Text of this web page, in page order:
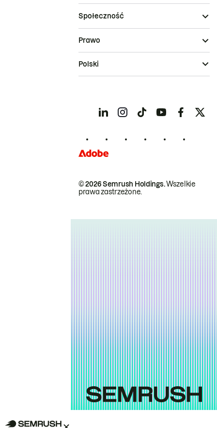
Społeczność
© 2026 Semrush Holdings.Wszelkie
prawa zastrzeżone.
Prawo
Polski